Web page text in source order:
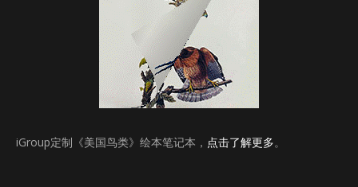
iGroup定制《美国鸟类》绘本笔记本， 点击了解更多。